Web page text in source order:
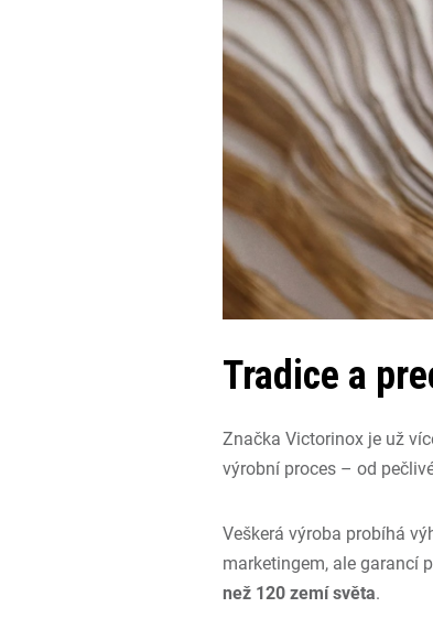
Tradice a
Značka Victorinox je už
výrobní proces – od
Veškerá výroba probíhá
marketingem, ale garancí
než 120 zemí světa.